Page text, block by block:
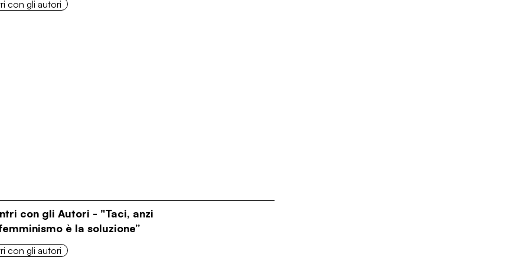
con gli autori
con gli Autori - "Taci, anzi
è la soluzione”
con gli autori